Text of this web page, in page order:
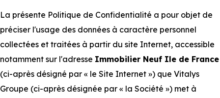
La présente Politique de Confidentialité a pour objet de
préciser l'usage des données à caractère personnel
collectées et traitées à partir du site Internet, accessible
notamment sur l'adresse Immobilier Neuf Ile de France
(ci-après désigné par « le Site Internet ») que Vitalys
Groupe (ci-après désignée par « la Société ») met à